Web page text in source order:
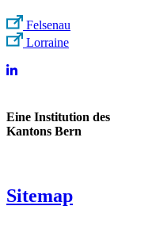
Felsenau
Lorraine
Eine Institution des
Kantons Bern
Sitemap